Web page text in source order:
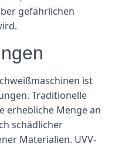
gefährlichen
ist
Traditionelle
erhebliche Menge an
schädlicher
Materialien. UVV-